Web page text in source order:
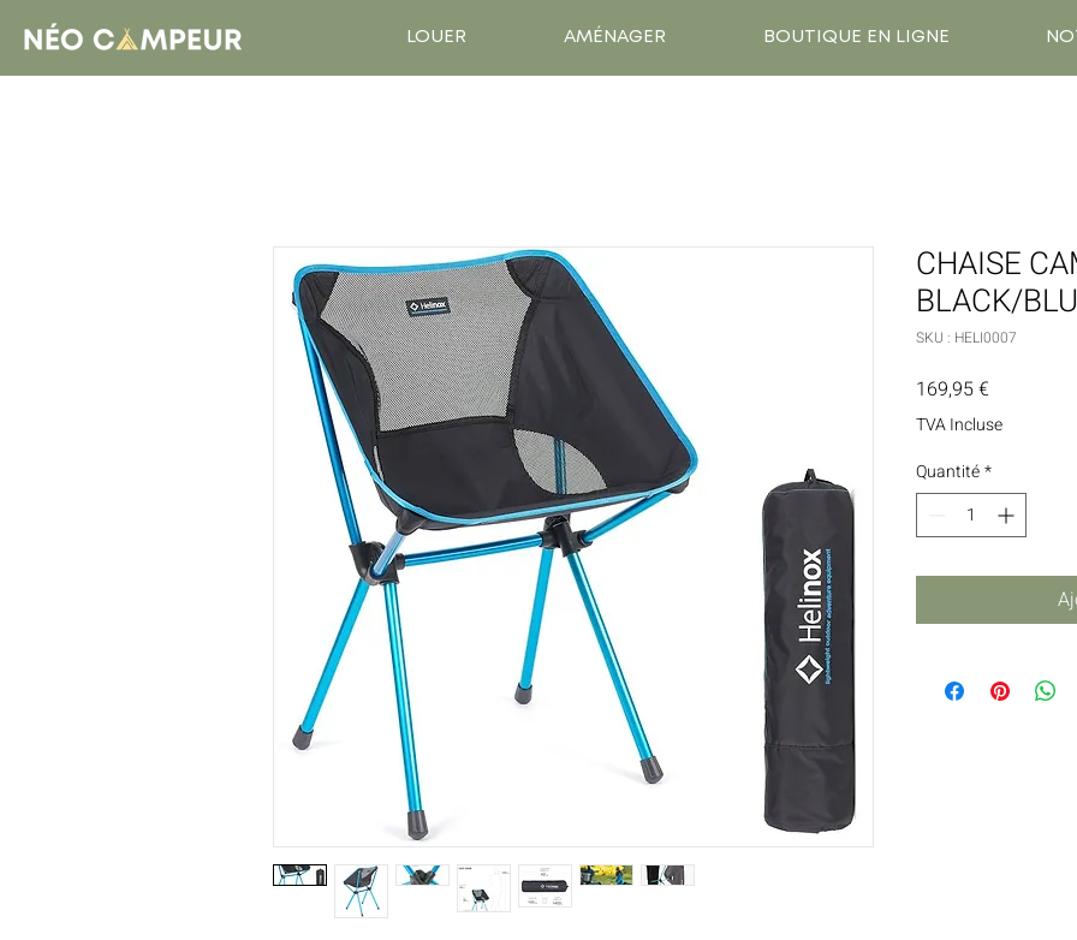
LOUER AMÉNAGER BOUTIQUE EN LIGNE
CHAISE
BLACK/
SKU : HELI0007
169,95 €
TVA Incluse
Quantité*